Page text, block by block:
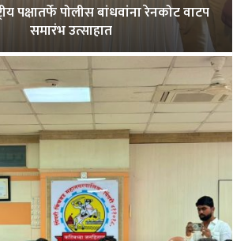
पक्षातर्फे पोलीस बांधवांना रेनकोट वाटप
समारंभ उत्साहात